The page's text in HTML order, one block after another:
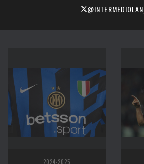
@INTERMEDIOLAN_
2024-2025